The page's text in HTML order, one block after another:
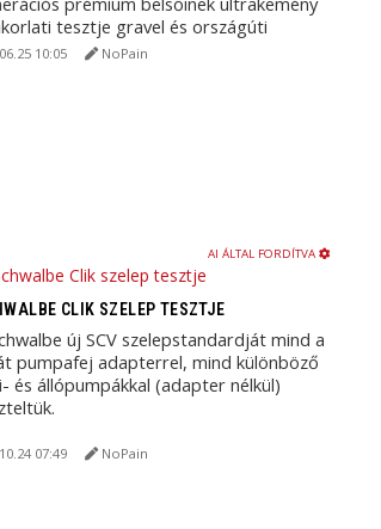
tesztje gravel és országúti
10:05 NoPain
AI ÁLTAL FORDÍTVA
CLIK SZELEP TESZTJE
új SCV szelepstandardját mind a
pumpafej adapterrel, mind különböző
és állópumpákkal (adapter nélkül)
07:49 NoPain